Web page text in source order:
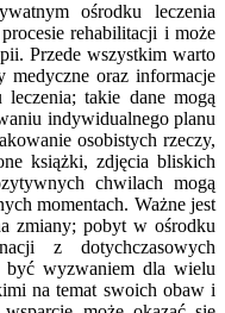
ośrodku leczenia
rehabilitacji i może
Przede wszystkim warto
medyczne oraz informacje
leczenia; takie dane mogą
indywidualnego planu
osobistych rzeczy,
książki, zdjęcia bliskich
chwilach mogą
momentach. Ważne jest
zmiany; pobyt w ośrodku
z dotychczasowych
wyzwaniem dla wielu
na temat swoich obaw i